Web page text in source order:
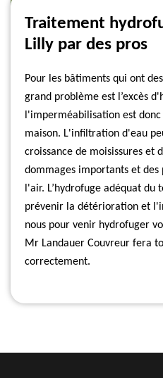
Traitement
Lilly par des pros
Pour les bâtiments qui ont
grand problème est l’excès
l'imperméabilisation est
maison. L'infiltration d'eau
croissance de moisissures et
dommages importants et
l'air. L’hydrofuge adéquat du
prévenir la détérioration et
nous pour venir hydrofuger
Mr Landauer Couvreur fera
correctement.